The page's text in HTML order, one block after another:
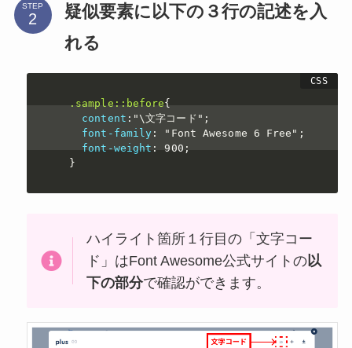
STEP
疑似要素に以下の３行の記述を入
れる
.sample::before{
content : "\文字コード" ;
font-family : "Font Awesome 6 Free" ;
font-weight : 900 ;
}
ハイライト箇所１行目の「文字コー
ド」はFont Awesome公式サイトの以
下の部分で確認ができます。